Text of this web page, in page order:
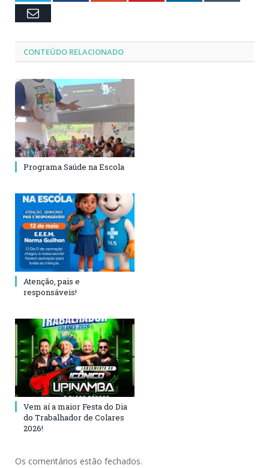
Email
CONTEÚDO RELACIONADO
Programa Saúde na Escola
Atenção, pais e
responsáveis!
Vem aí a maior Festa do Dia
do Trabalhador de Colares
2026!
Os comentários estão fechados.